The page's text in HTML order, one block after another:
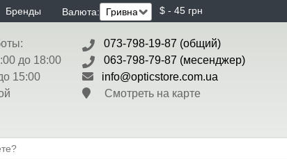
Бренды Валюта: $ - 45 грн
до 18:00
15:00
073-798-19-87 (общий)
063-798-79-87 (месенджер)
info@opticstore.com.ua
Смотреть на карте